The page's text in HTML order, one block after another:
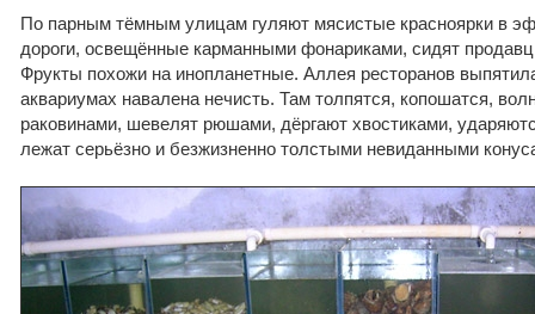
По парным тёмным улицам гуляют мясистые красноярки в
дороги, освещённые карманными фонариками, сидят
Фрукты похожи на инопланетные. Аллея ресторанов
аквариумах навалена нечисть. Там толпятся, копошатся,
раковинами, шевелят рюшами, дёргают хвостиками,
лежат серьёзно и безжизненно толстыми невиданными